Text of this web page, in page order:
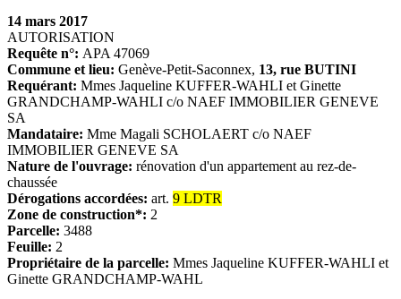
14 mars 2017
AUTORISATION
Requête n°: APA 47069
Commune et lieu: Genève-Petit-Saconnex, 13, rue BUTINI
Requérant: Mmes Jaqueline KUFFER-WAHLI et Ginette
GRANDCHAMP-WAHLI c/o NAEF IMMOBILIER GENEVE
SA
Mandataire: Mme Magali SCHOLAERT c/o NAEF
IMMOBILIER GENEVE SA
Nature de l'ouvrage: rénovation d'un appartement au rez-de-
chaussée
Dérogations accordées: art. 9 LDTR
Zone de construction*: 2
Parcelle: 3488
Feuille: 2
Propriétaire de la parcelle: Mmes Jaqueline KUFFER-WAHLI et
Ginette GRANDCHAMP-WAHL